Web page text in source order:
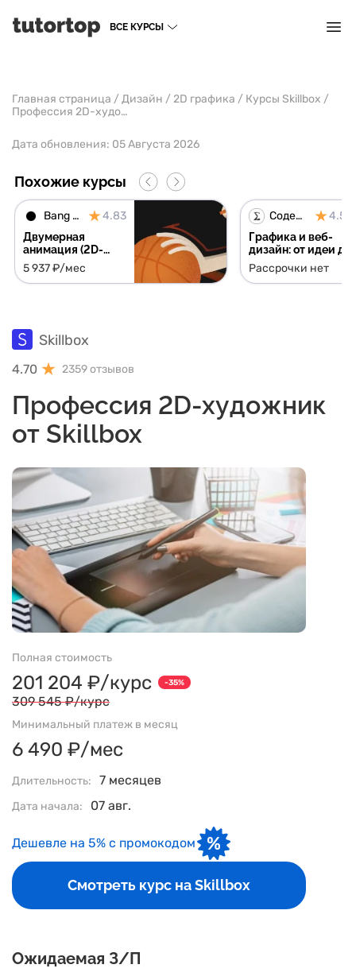
ВСЕ КУРСЫ
Главная страница /Дизайн /2D графика / Курсы Skillbox /
Профессия 2D-художник
Дата обновления: 05 Августа 2026
Похожие курсы
Bang Bang Education 4.83
Двумерная
анимация (2D-
анимация)
5 937 ₽/мес
Содействие занятости 4.53
Графика и веб-
дизайн: от идеи до
реализации
Рассрочки нет
Skillbox
4.70 2359 отзывов
Профессия 2D-художник
от Skillbox
Полная стоимость
309 545 ₽/курс
201 204 ₽/курс -35%
Минимальный платеж в месяц
6 490 ₽/мес
Длительность: 7 месяцев
Дата начала: 07 авг.
Дешевле на 5% с промокодом
Смотреть курс на Skillbox
Ожидаемая З/П